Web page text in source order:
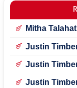
Mitha
Justin
Justin
Justin